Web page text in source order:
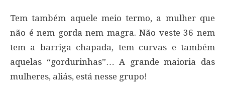
Tem também aquele meio termo, a mulher que
não é nem gorda nem magra. Não veste 36 nem
tem a barriga chapada, tem curvas e também
aquelas “gordurinhas”… A grande maioria das
mulheres, aliás, está nesse grupo!